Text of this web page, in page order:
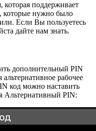
которая поддерживает
которые нужно было
Если Вы пользуетесь
дайте нам знать.
дополнительный PIN
рабочее
код можно наставить
Альтернативный PIN: